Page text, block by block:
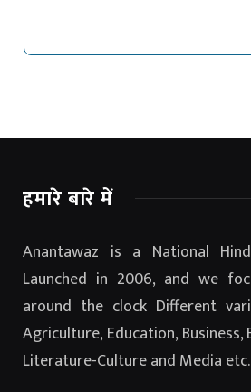
हमारे बारे में
Anantawaz is a National
Launched in 2006, and we
around the clock Different
Agriculture, Education,
Literature-Culture and Media etc.